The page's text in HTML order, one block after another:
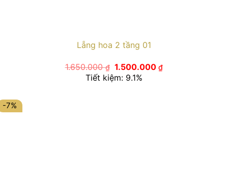
Lẵng hoa 2 tầng 01
1.650.000₫ Giá
gốc
là:
1.500.000₫Giá
Tiết kiệm: 9.1%
-7%